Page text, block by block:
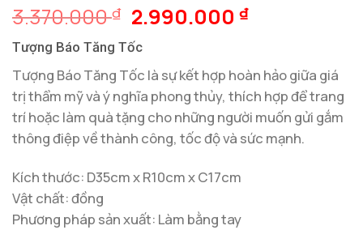
5trên 5
dựa trên
1
3.370.000₫ Giá
gốc
là:
3.370.000 ₫.
2.990.000 ₫Giá
là:
2.990.000
Tượng Báo Tăng Tốc
Tượng Báo Tăng Tốc là sự kết hợp hoàn hảo giữa giá
trị thẩm mỹ và ý nghĩa phong thủy, thích hợp để trang
trí hoặc làm quà tặng cho những người muốn gửi gắm
thông điệp về thành công, tốc độ và sức mạnh.
Kích thước: D35cm x R10cm x C17cm
Vật chất: đồng
Phương pháp sản xuất: Làm bằng tay